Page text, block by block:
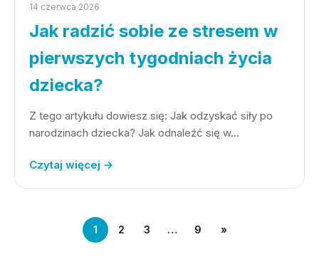
14 czerwca 2026
Jak radzić sobie ze stresem w
pierwszych tygodniach życia
dziecka?
Z tego artykułu dowiesz się: Jak odzyskać siły po
narodzinach dziecka? Jak odnaleźć się w…
Czytaj więcej →
1 2 3 … 9 »